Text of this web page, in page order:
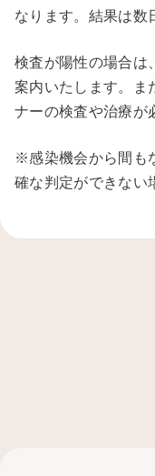
なります。結果は数
検査が陽性の場合は
案内いたします。ま
ナーの検査や治療が
※感染機会から間も
確な判定ができない